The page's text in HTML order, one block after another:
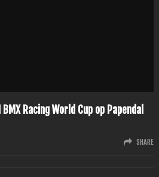
Racing World Cup op Papendal
SHARE